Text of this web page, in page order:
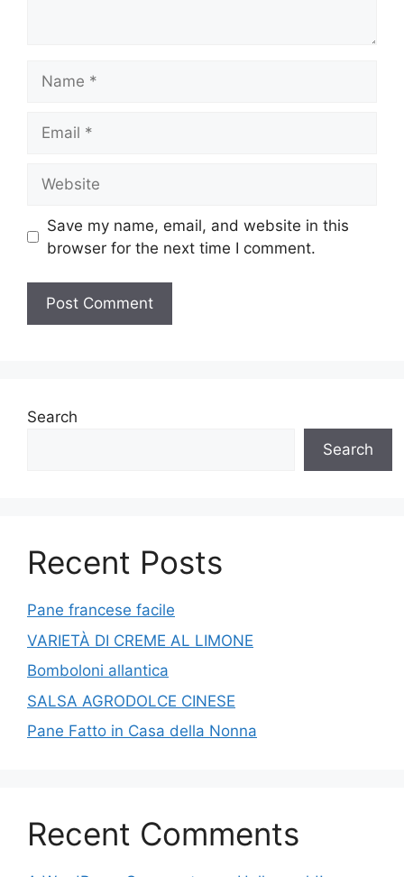
Save my name, email, and website in this
browser for the next time I comment.
Search
Search
Recent Posts
Pane francese facile
VARIETÀ DI CREME AL LIMONE
Bomboloni allantica
SALSA AGRODOLCE CINESE
Pane Fatto in Casa della Nonna
Recent Comments